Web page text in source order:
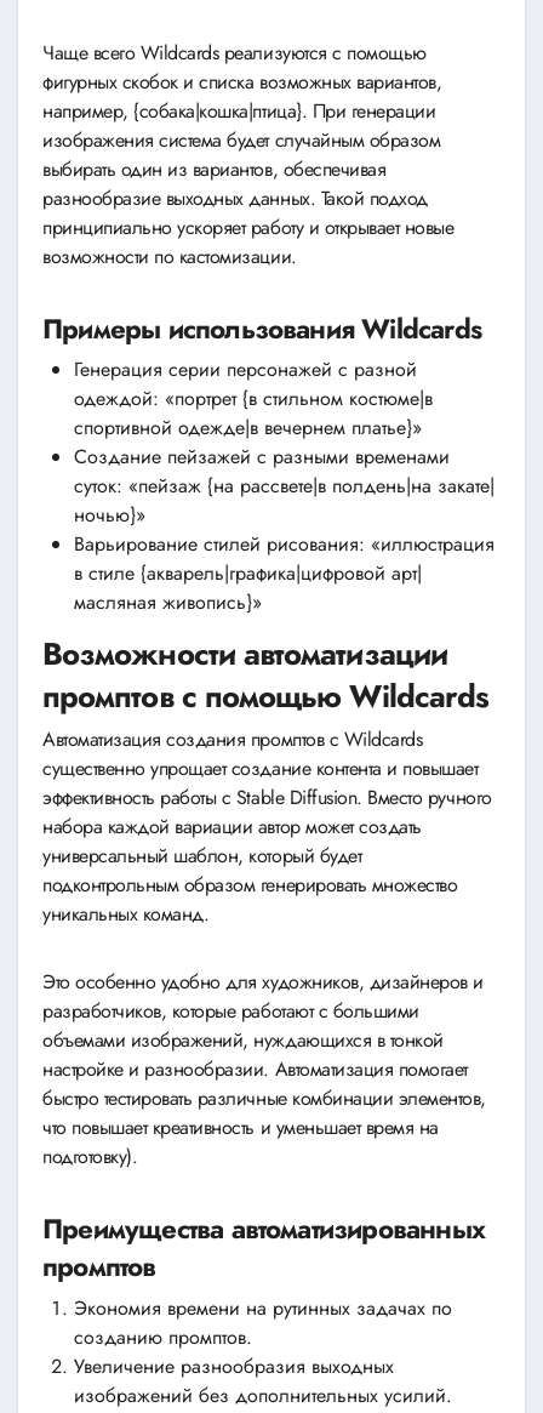
Чаще всего Wildcards реализуются с помощью
фигурных скобок и списка возможных вариантов,
например, {собака|кошка|птица}. При генерации
изображения система будет случайным образом
выбирать один из вариантов, обеспечивая
разнообразие выходных данных. Такой подход
принципиально ускоряет работу и открывает новые
возможности по кастомизации.
Примеры использования Wildcards
Генерация серии персонажей с разной
одеждой: «портрет {в стильном костюме|в
спортивной одежде|в вечернем платье}»
Создание пейзажей с разными временами
суток: «пейзаж {на рассвете|в полдень|на закате|
ночью}»
Варьирование стилей рисования: «иллюстрация
в стиле {акварель|графика|цифровой арт|
масляная живопись}»
Возможности автоматизации
промптов с помощью Wildcards
Автоматизация создания промптов с Wildcards
существенно упрощает создание контента и повышает
эффективность работы с Stable Diffusion. Вместо ручного
набора каждой вариации автор может создать
универсальный шаблон, который будет
подконтрольным образом генерировать множество
уникальных команд.
Это особенно удобно для художников, дизайнеров и
разработчиков, которые работают с большими
объемами изображений, нуждающихся в тонкой
настройке и разнообразии. Автоматизация помогает
быстро тестировать различные комбинации элементов,
что повышает креативность и уменьшает время на
подготовку).
Преимущества автоматизированных
промптов
Экономия времени на рутинных задачах по
созданию промптов.
Увеличение разнообразия выходных
изображений без дополнительных усилий.